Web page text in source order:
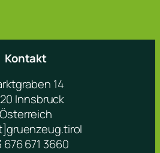
Kontakt
14
Innsbruck
Österreich
676 671 3660